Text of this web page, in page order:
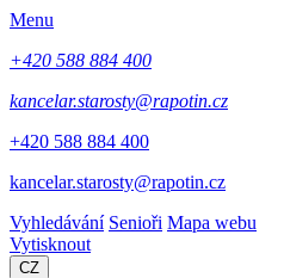
Menu
+420 588 884 400
kancelar.starosty@rapotin.cz
+420 588 884 400
kancelar.starosty@rapotin.cz
Vyhledávání Senioři Mapa webu
Vytisknout
CZ